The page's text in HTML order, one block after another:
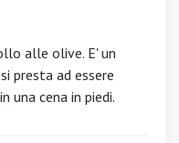
alle olive. E' un
presta ad essere
una cena in piedi.